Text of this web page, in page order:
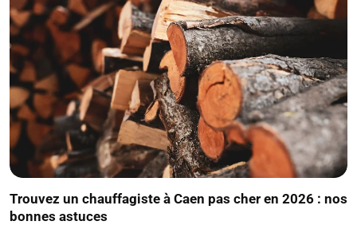
Trouvez un chauffagiste à Caen pas cher en 2026 : nos
bonnes astuces